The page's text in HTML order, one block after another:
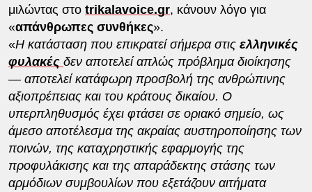
μιλώντας στο trikalavoice.gr, κάνουν λόγο για
«απάνθρωπες συνθήκες».
«Η κατάσταση που επικρατεί σήμερα στις ελληνικές
φυλακές δεν αποτελεί απλώς πρόβλημα διοίκησης
— αποτελεί κατάφωρη προσβολή της ανθρώπινης
αξιοπρέπειας και του κράτους δικαίου. ​Ο
υπερπληθυσμός έχει φτάσει σε οριακό σημείο, ως
άμεσο αποτέλεσμα της ακραίας αυστηροποίησης των
ποινών, της καταχρηστικής εφαρμογής της
προφυλάκισης και της απαράδεκτης στάσης των
αρμόδιων συμβουλίων που εξετάζουν αιτήματα